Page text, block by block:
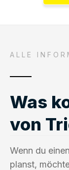
ALLE
Was
von
Wenn du
planst,